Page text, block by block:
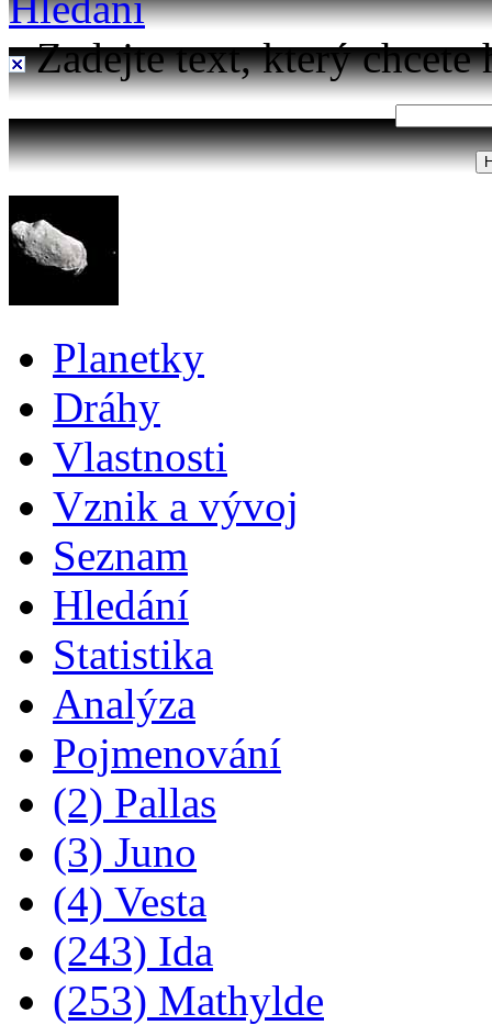
Zadejte text, který chcete
Planetky
Dráhy
Vlastnosti
Vznik a vývoj
Seznam
Hledání
Statistika
Analýza
Pojmenování
(2) Pallas
(3) Juno
(4) Vesta
(243) Ida
(253) Mathylde